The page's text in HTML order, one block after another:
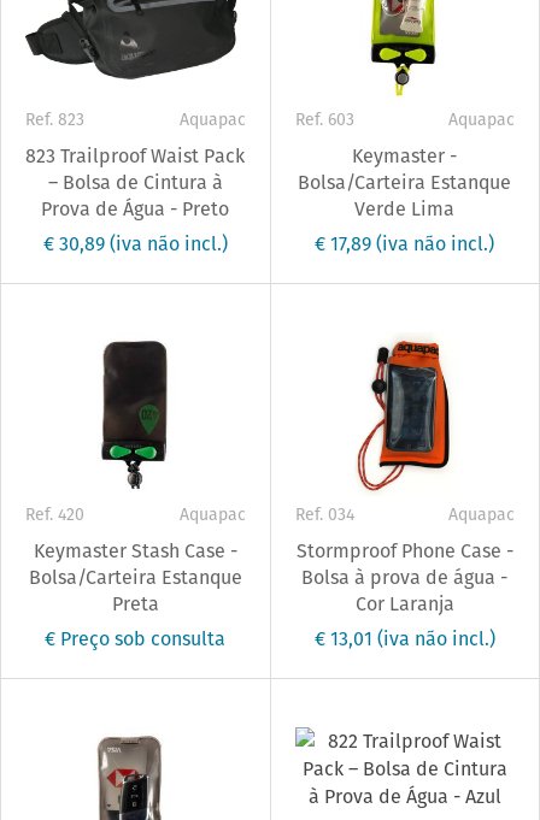
Ref. 823 Aquapac
823 Trailproof Waist Pack
– Bolsa de Cintura à
Prova de Água - Preto
€ 30,89(iva não incl.)
Ref. 603 Aquapac
Keymaster -
Bolsa/Carteira Estanque
Verde Lima
€ 17,89(iva não incl.)
Ref. 420 Aquapac
Keymaster Stash Case -
Bolsa/Carteira Estanque
Preta
€ Preço sob consulta
Ref. 034 Aquapac
Stormproof Phone Case -
Bolsa à prova de água -
Cor Laranja
€ 13,01 (iva não incl.)